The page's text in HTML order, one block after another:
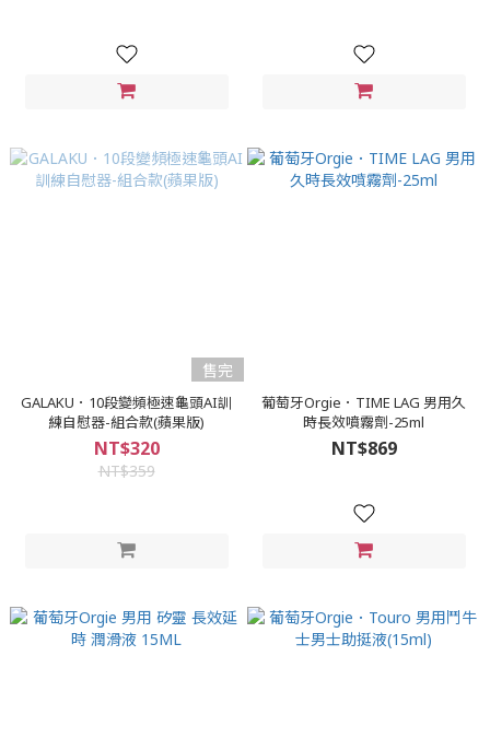
售完
GALAKU．10段變頻極速龜頭AI訓
練自慰器-組合款(蘋果版)
NT$320
NT$359
葡萄牙Orgie．TIME LAG 男用久
時長效噴霧劑-25ml
NT$869